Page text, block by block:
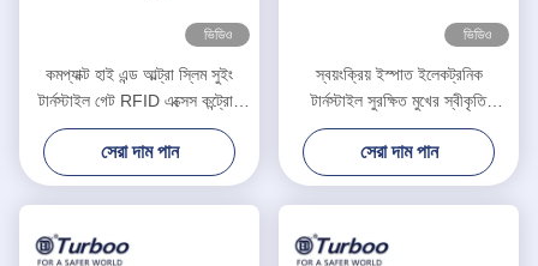
ভিডিও
কমপ্যাক্ট হাই এন্ড আল্ট্রা স্লিম সুইং
টার্নস্টাইল গেট RFID এক্সেস কন্ট্রোল
স্পিড গেট টার্নস্টাইল
সেরা দাম পান
ভিডিও
স্বয়ংক্রিয় ইস্পাত ইলেকট্রনিক
টার্নস্টাইল সুরক্ষিত মুখের স্বীকৃতি
জলরোধী সুইং বাধা গেট
সেরা দাম পান